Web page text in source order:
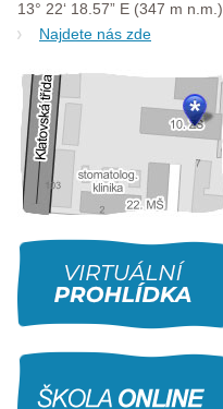
13° 22‘ 18.57” E (347 m n.m.)
Najdete nás zde